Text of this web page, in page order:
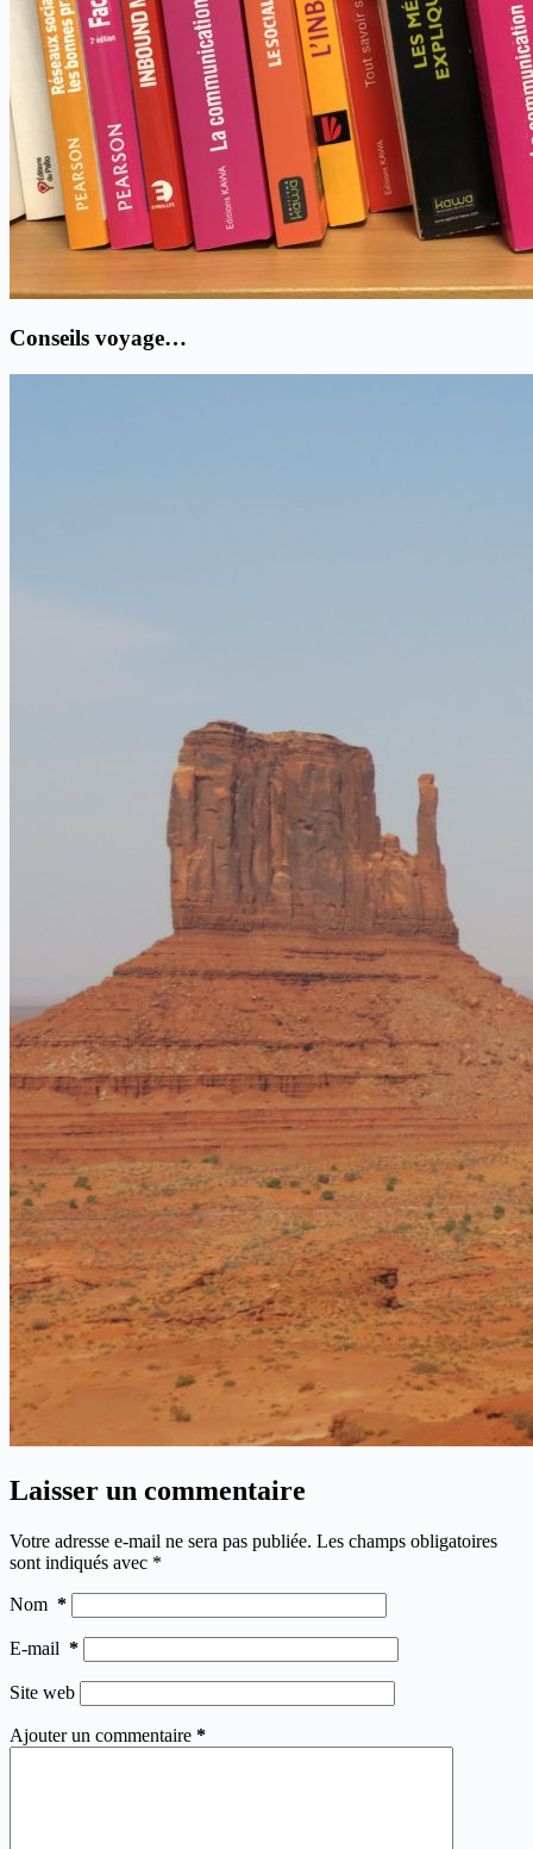
Conseils voyage…
Laisser un commentaire
Votre adresse e-mail ne sera pas publiée. Les champs obligatoires
sont indiqués avec *
Nom *
E-mail *
Site web
Ajouter un commentaire *